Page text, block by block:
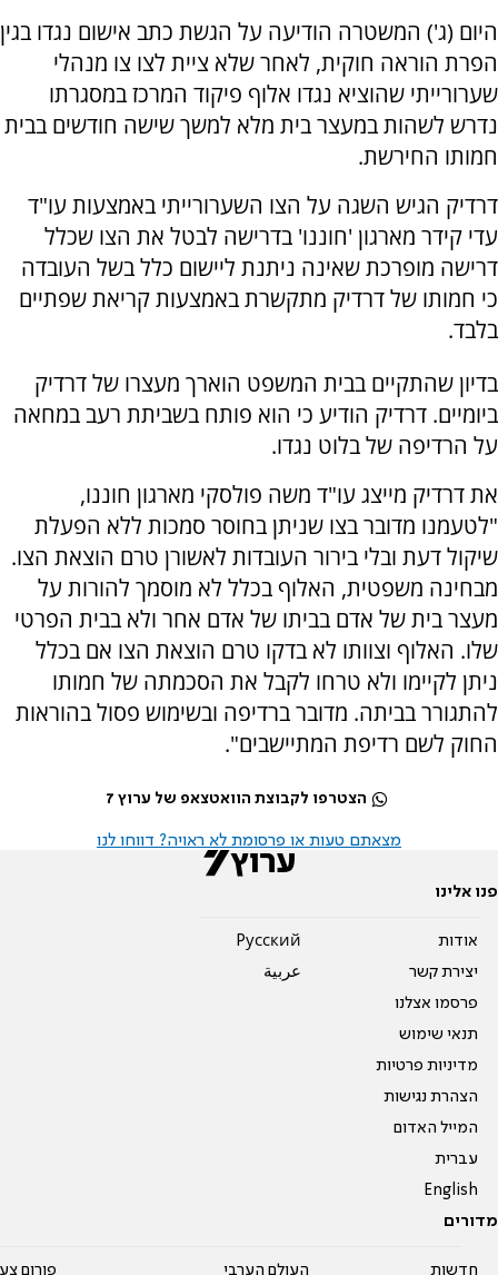
היום (ג') המשטרה הודיעה על הגשת כתב אישום נגדו בגין
הפרת הוראה חוקית, לאחר שלא ציית לצו צו מנהלי
שערורייתי שהוציא נגדו אלוף פיקוד המרכז במסגרתו
נדרש לשהות במעצר בית מלא למשך שישה חודשים בבית
חמותו החירשת.
דרדיק הגיש השגה על הצו השערורייתי באמצעות עו"ד
עדי קידר מארגון 'חוננו' בדרישה לבטל את הצו שכלל
דרישה מופרכת שאינה ניתנת ליישום כלל בשל העובדה
כי חמותו של דרדיק מתקשרת באמצעות קריאת שפתיים
בלבד.
בדיון שהתקיים בבית המשפט הוארך מעצרו של דרדיק
ביומיים. דרדיק הודיע כי הוא פותח בשביתת רעב במחאה
על הרדיפה של בלוט נגדו.
את דרדיק מייצג עו"ד משה פולסקי מארגון חוננו,
"לטעמנו מדובר בצו שניתן בחוסר סמכות ללא הפעלת
שיקול דעת ובלי בירור העובדות לאשורן טרם הוצאת הצו.
מבחינה משפטית, האלוף בכלל לא מוסמך להורות על
מעצר בית של אדם בביתו של אדם אחר ולא בבית הפרטי
שלו. האלוף וצוותו לא בדקו טרם הוצאת הצו אם בכלל
ניתן לקיימו ולא טרחו לקבל את הסכמתה של חמותו
להתגורר בביתה. מדובר ברדיפה ובשימוש פסול בהוראות
החוק לשם רדיפת המתיישבים".
הצטרפו לקבוצת הוואטצאפ של ערוץ 7
מצאתם טעות או פרסומת לא ראויה? דווחו לנו
פנו אלינו
אודות
יצירת קשר
פרסמו אצלנו
תנאי שימוש
מדיניות פרטיות
הצהרת נגישות
המייל האדום
עברית
English
Pусский
عربية
מדורים
חדשות העולם הערבי פורום